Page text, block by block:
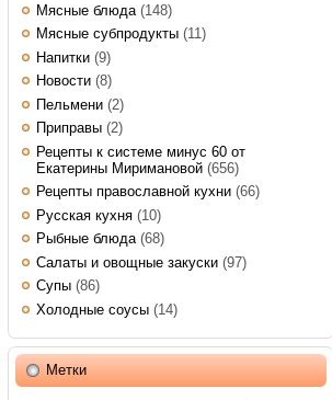
Мясные блюда (148)
Мясные субпродукты (11)
Напитки (9)
Новости (8)
Пельмени (2)
Приправы (2)
Рецепты к системе минус 60 от
Екатерины Миримановой (656)
Рецепты православной кухни (66)
Русская кухня (10)
Рыбные блюда(68)
Салаты и овощные закуски (97)
Супы (86)
Холодные соусы (14)
Метки